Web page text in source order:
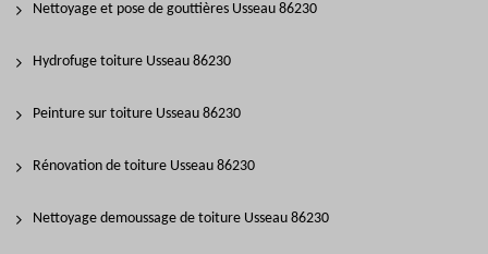
Nettoyage et pose de gouttières Usseau 86230
Hydrofuge toiture Usseau 86230
Peinture sur toiture Usseau 86230
Rénovation de toiture Usseau 86230
Nettoyage demoussage de toiture Usseau 86230